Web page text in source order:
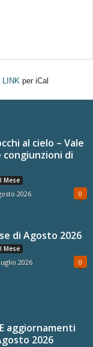
LINK per iCal
al cielo – Vale
congiunzioni di
Mese
2026 0
di Agosto 2026
Mese
2026 0
aggiornamenti
2026